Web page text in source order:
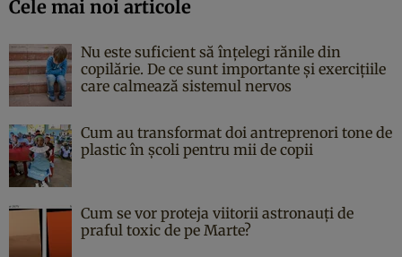
Cele mai noi articole
Nu este suficient să înțelegi rănile din
copilărie. De ce sunt importante și exercițiile
care calmează sistemul nervos
Cum au transformat doi antreprenori tone de
plastic în școli pentru mii de copii
Cum se vor proteja viitorii astronauți de
praful toxic de pe Marte?